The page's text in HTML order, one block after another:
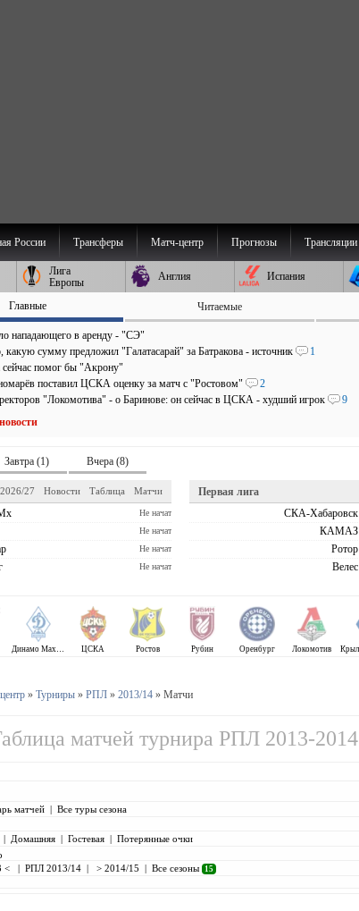
России Трансферы Матч-центр Прогнозы Трансляции
Лига
Европы
Англия Испания
Главные Читаемые
нападающего в аренду - "СЭ"
какую сумму предложил "Галатасарай" за Батракова - источник
1
помог бы "Акрону"
поставил ЦСКА оценку за матч с "Ростовом"
2
"Локомотива" - о Баринове: он сейчас в ЦСКА - худший игрок
9
Завтра (1) Вчера (8)
Матчи
Таблица
Новости
2026/27
Не начат
Не начат
Не начат
Не начат
Первая лига
СКА-Хабаровск
КАМАЗ
Ротор
Велес
Динамо Махачкала ЦСКА Ростов Рубин Оренбург Локомотив
» Турниры» РПЛ» 2013/14» Матчи
матчей турнира РПЛ 2013-2014
матчей| Все туры сезона
Домашняя| Гостевая| Потерянные очки
<
| РПЛ 2013/14| > 2014/15 | Все сезоны 15